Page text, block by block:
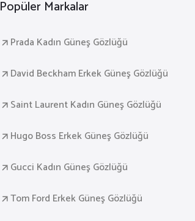
Popüler Markalar
Prada Kadın Güneş Gözlüğü
David Beckham Erkek Güneş Gözlüğü
Saint Laurent Kadın Güneş Gözlüğü
Hugo Boss Erkek Güneş Gözlüğü
Gucci Kadın Güneş Gözlüğü
Tom Ford Erkek Güneş Gözlüğü